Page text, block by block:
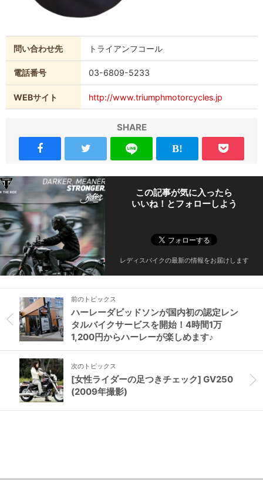
問い合わせ先 トライアンフコール
電話番号 03-6809-5233
WEBサイト http://www.triumphmotorcycles.jp
SHARE
この記事が気に入ったら
いいね！とフォローしよう
レディスバイクの最新の情報をお届けします
前のトピックス
ハーレーダビッドソンが国内初の認定レン
タルバイクサービスを開始！4時間1万
1,200円からハーレーが楽しめます♪
次のトピックス
[女性ライダーの足つきチェック] GV250
(2009年撮影)